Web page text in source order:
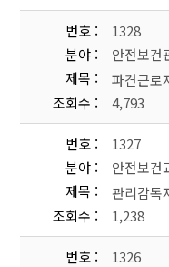
번호
1328
분야
안전보건
제목
파견근로
조회수
4,793
번호
1327
분야
안전보건
제목
관리감독
조회수
1,238
번호
1326